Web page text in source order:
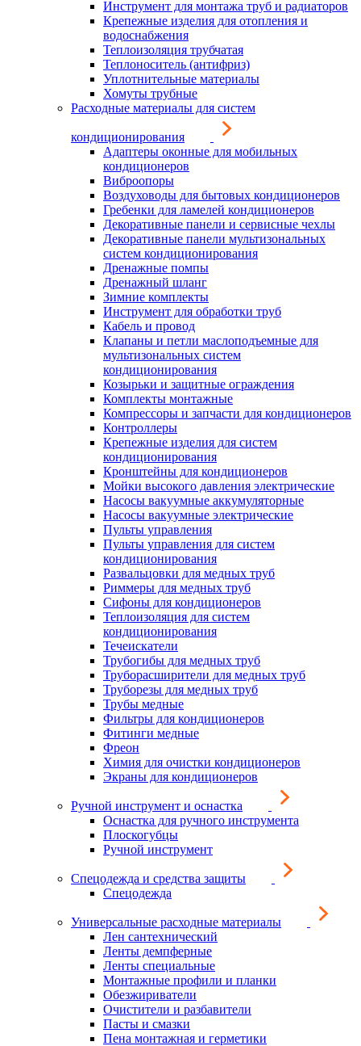
Инструмент для монтажа труб и радиаторов
Крепежные изделия для отопления и
водоснабжения
Теплоизоляция трубчатая
Теплоноситель (антифриз)
Уплотнительные материалы
Хомуты трубные
Расходные материалы для систем
кондиционирования
Адаптеры оконные для мобильных
кондиционеров
Виброопоры
Воздуховоды для бытовых кондиционеров
Гребенки для ламелей кондиционеров
Декоративные панели и сервисные чехлы
Декоративные панели мультизональных
систем кондиционирования
Дренажные помпы
Дренажный шланг
Зимние комплекты
Инструмент для обработки труб
Кабель и провод
Клапаны и петли маслоподъемные для
мультизональных систем
кондиционирования
Козырьки и защитные ограждения
Комплекты монтажные
Компрессоры и запчасти для кондиционеров
Контроллеры
Крепежные изделия для систем
кондиционирования
Кронштейны для кондиционеров
Мойки высокого давления электрические
Насосы вакуумные аккумуляторные
Насосы вакуумные электрические
Пульты управления
Пульты управления для систем
кондиционирования
Развальцовки для медных труб
Риммеры для медных труб
Сифоны для кондиционеров
Теплоизоляция для систем
кондиционирования
Течеискатели
Трубогибы для медных труб
Труборасширители для медных труб
Труборезы для медных труб
Трубы медные
Фильтры для кондиционеров
Фитинги медные
Фреон
Химия для очистки кондиционеров
Экраны для кондиционеров
Ручной инструмент и оснастка
Оснастка для ручного инструмента
Плоскогубцы
Ручной инструмент
Спецодежда и средства защиты
Спецодежда
Универсальные расходные материалы
Лен сантехнический
Ленты демпферные
Ленты специальные
Монтажные профили и планки
Обезжириватели
Очистители и разбавители
Пасты и смазки
Пена монтажная и герметики